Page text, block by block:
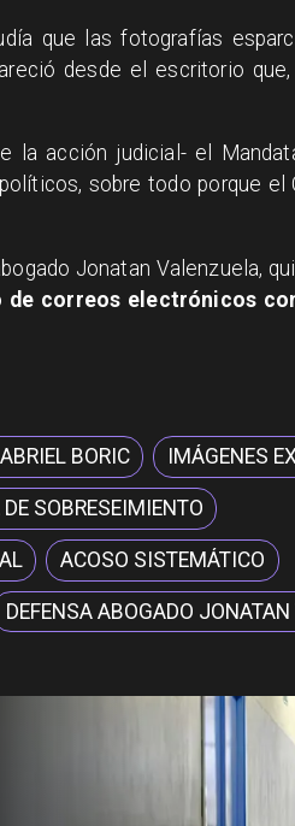
que las fotografías
desde el escritorio
la acción judicial- el
sobre todo porque el
Jonatan Valenzuela,
de correos electrónicos
BORIC IMÁGENES
SOBRESEIMIENTO
ACOSO SISTEMÁTICO
DEFENSA ABOGADO